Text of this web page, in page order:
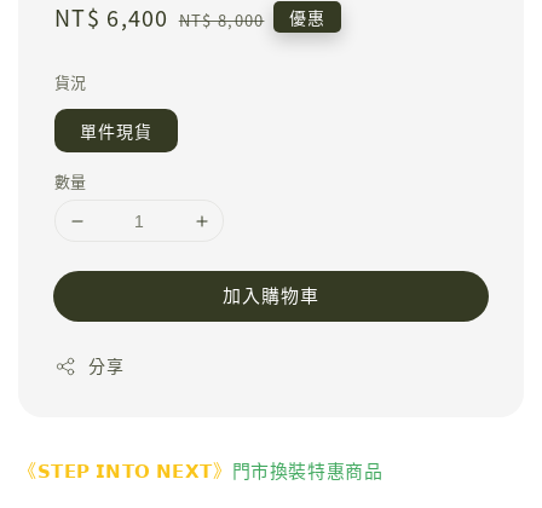
Sale
NT$ 6,400 Regular
NT$ 8,000 優惠
貨況
單件現貨
數量
加入購物車
分享
《𝗦𝗧𝗘𝗣 𝗜𝗡𝗧𝗢 𝗡𝗘𝗫𝗧》 門市換裝特惠商品